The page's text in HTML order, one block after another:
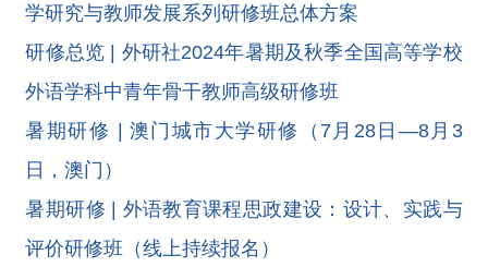
学研究与教师发展系列研修班总体方案
研修总览 | 外研社2024年暑期及秋季全国高等学校
外语学科中青年骨干教师高级研修班
暑期研修 | 澳门城市大学研修（7月28日—8月3
日，澳门）
暑期研修 | 外语教育课程思政建设：设计、实践与
评价研修班（线上持续报名）